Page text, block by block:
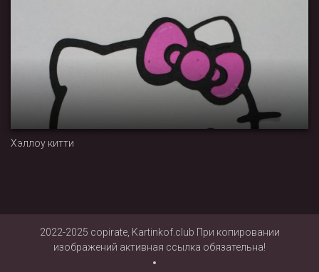
Хэллоу китти
2022-2025 copirate, Kartinkof.club При копировании
изображений активная ссылка обязательна!